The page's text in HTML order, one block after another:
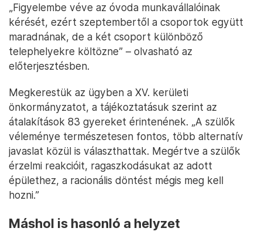
„Figyelembe véve az óvoda munkavállalóinak
kérését, ezért szeptembertől a csoportok együtt
maradnának, de a két csoport különböző
telephelyekre költözne” – olvasható az
előterjesztésben.
Megkerestük az ügyben a XV. kerületi
önkormányzatot, a tájékoztatásuk szerint az
átalakítások 83 gyereket érintenének. „A szülők
véleménye természetesen fontos, több alternatív
javaslat közül is választhattak. Megértve a szülők
érzelmi reakcióit, ragaszkodásukat az adott
épülethez, a racionális döntést mégis meg kell
hozni.”
Máshol is hasonló a helyzet